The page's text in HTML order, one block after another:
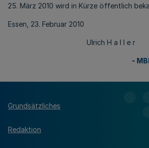
25. März 2010 wird in Kürze öffentlich
Essen, 23. Februar 2010
Ulrich H a l l e r
-
Grundsätzliches
Redaktion